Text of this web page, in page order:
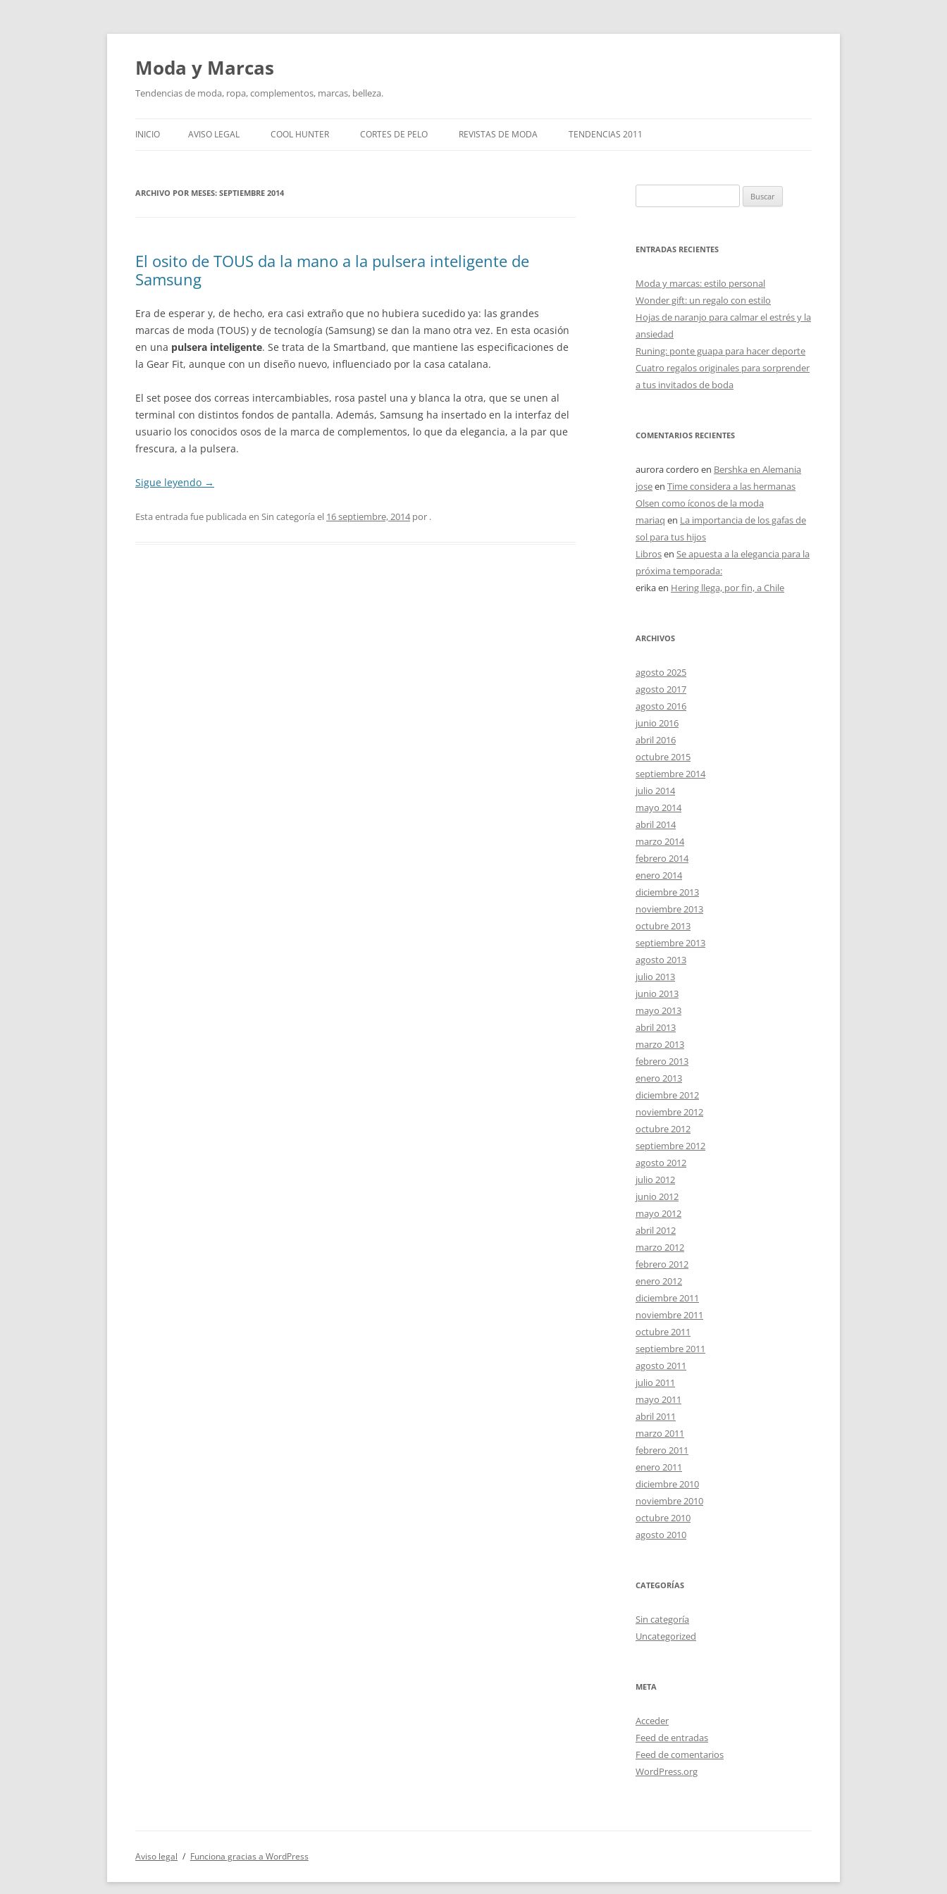
Saltar
contenido
Moda y Marcas
Tendencias de moda, ropa, complementos, marcas, belleza.
INICIO AVISO LEGAL COOL HUNTER CORTES DE PELO REVISTAS DE MODA TENDENCIAS 2011
ARCHIVO POR MESES: SEPTIEMBRE 2014
El osito de TOUS da la mano a la pulsera inteligente de
Samsung
Era de esperar y, de hecho, era casi extraño que no hubiera sucedido ya: las grandes
marcas de moda (TOUS) y de tecnología (Samsung) se dan la mano otra vez. En esta ocasión
en una pulsera inteligente. Se trata de la Smartband, que mantiene las especificaciones de
la Gear Fit, aunque con un diseño nuevo, influenciado por la casa catalana.
El set posee dos correas intercambiables, rosa pastel una y blanca la otra, que se unen al
terminal con distintos fondos de pantalla. Además, Samsung ha insertado en la interfaz del
usuario los conocidos osos de la marca de complementos, lo que da elegancia, a la par que
frescura, a la pulsera.
Sigue leyendo →
Esta entrada fue publicada en Sin categoría el 16 septiembre, 2014por .
ENTRADAS RECIENTES
Moda y marcas: estilo personal
Wonder gift: un regalo con estilo
Hojas de naranjo para calmar el estrés y la
ansiedad
Runing: ponte guapa para hacer deporte
Cuatro regalos originales para sorprender
a tus invitados de boda
COMENTARIOS RECIENTES
aurora cordero en Bershka en Alemania
joseen Time considera a las hermanas
Olsen como íconos de la moda
mariaq en La importancia de los gafas de
sol para tus hijos
Librosen Se apuesta a la elegancia para la
próxima temporada:
erikaen Hering llega, por fin, a Chile
ARCHIVOS
agosto 2025
agosto 2017
agosto 2016
junio 2016
abril 2016
octubre 2015
septiembre 2014
julio 2014
mayo 2014
abril 2014
marzo 2014
febrero 2014
enero 2014
diciembre 2013
noviembre 2013
octubre 2013
septiembre 2013
agosto 2013
julio 2013
junio 2013
mayo 2013
abril 2013
marzo 2013
febrero 2013
enero 2013
diciembre 2012
noviembre 2012
octubre 2012
septiembre 2012
agosto 2012
julio 2012
junio 2012
mayo 2012
abril 2012
marzo 2012
febrero 2012
enero 2012
diciembre 2011
noviembre 2011
octubre 2011
septiembre 2011
agosto 2011
julio 2011
mayo 2011
abril 2011
marzo 2011
febrero 2011
enero 2011
diciembre 2010
noviembre 2010
octubre 2010
agosto 2010
CATEGORÍAS
Sin categoría
Uncategorized
META
Acceder
Feed de entradas
Feed de comentarios
WordPress.org
Aviso legal Funciona gracias a WordPress